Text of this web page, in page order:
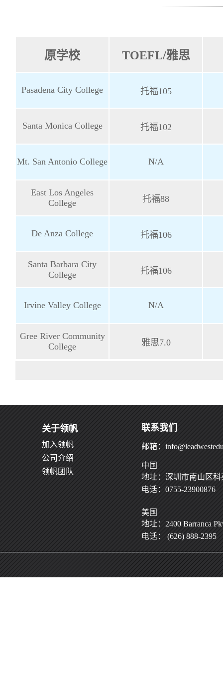
原学校 TOEFL/雅思
Pasadena City College 托福105
Santa Monica College 托福102
Mt. San Antonio College N/A
East Los Angeles
College
托福88
De Anza College 托福106
Santa Barbara City
College
托福106
Irvine Valley College N/A
Gree River Community
College
雅思7.0
关于领帆
加入领帆
公司介绍
领帆团队
联系我们
邮箱：
中国
地址：深圳市南山区科
电话：0755-23900876
美国
地址：2400 Barranca
电话： (626) 888-2395